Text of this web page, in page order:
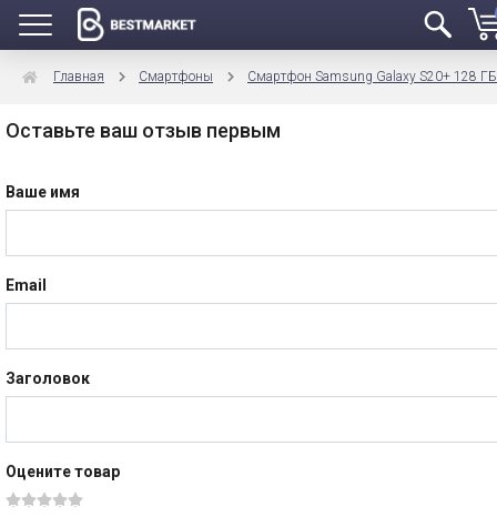
Главная Смартфоны Смартфон Samsung Galaxy S20+ 128
Оставьте ваш отзыв первым
Ваше имя
Email
Заголовок
Оцените товар